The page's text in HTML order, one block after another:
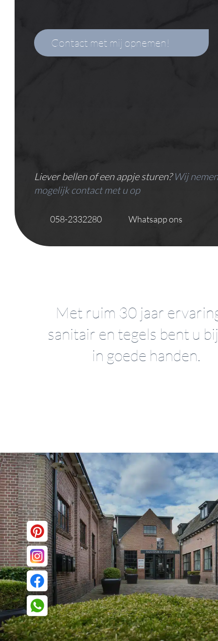
Liever bellen of een appje sturen? Wij
mogelijk contact met u op
058-2332280 Whatsapp ons
Met ruim 30 jaar
sanitair en tegels bent u
in goede handen.